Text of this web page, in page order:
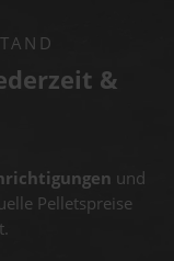
&
und
Pelletspreise